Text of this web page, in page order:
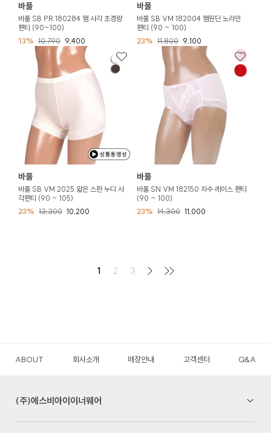
바풀
바풀 SB PR 180284 햄 사각 초경량
팬티 (90~100)
13% 10,790 9,400
바풀
바풀 SB VM 182004 햄원단 노라인
팬티 (90 ~ 100)
23% 11,800 9,100
바풀
바풀 SB VM 2025 얇은 스판 누디 사
각팬티 (90 ~ 105)
23% 13,300 10,200
바풀
바풀 SN VM 182150 자수 레이스 팬티
(90 ~ 100)
23% 14,300 11,000
1 2 3
ABOUT 회사소개 매장안내 고객센터 Q&A
(주)에스비아이이너웨어